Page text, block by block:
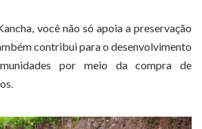
você não só apoia a preservação
contribui para o desenvolvimento
por meio da compra de